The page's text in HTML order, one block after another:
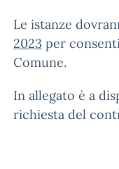
Le istanze
2023 per
Comune.
In allegato è a
richiesta del